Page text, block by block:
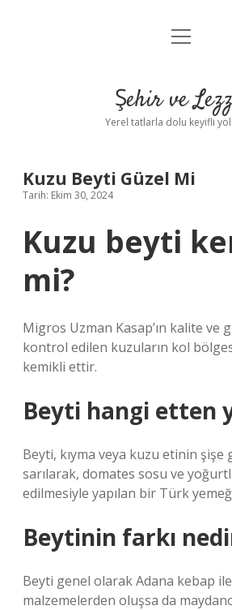
Anasayfa
Yasal Uyarı
menüyü
Şehir ve
Yerel tatlarla dolu keyifli
Kuzu Beyti Güzel Mi
Tarih: Ekim 30, 2024
Kuzu beyti
mi?
Migros Uzman Kasap’ın kalite ve
kontrol edilen kuzuların kol
kemikli ettir.
Beyti hangi etten
Beyti, kıyma veya kuzu etinin şişe
sarılarak, domates sosu ve
edilmesiyle yapılan bir Türk
Beytinin farkı
Beyti genel olarak Adana kebap ile
malzemelerden oluşsa da